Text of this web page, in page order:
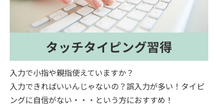
タッチタイピング習得
入力で小指や親指使えていますか？
入力できればいいんじゃないの？誤入力が多い！タイピ
ングに自信がない・・・という方におすすめ！